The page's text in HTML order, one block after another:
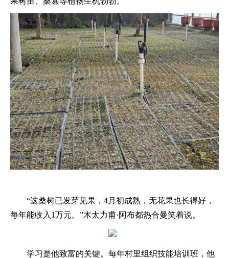
“这桑树已发芽见果，4月初成熟，无花果也长得好，
每年能收入1万元。”木太力甫·阿布都热合曼笑着说。
学习是他致富的关键。每年村里组织技能培训班，他